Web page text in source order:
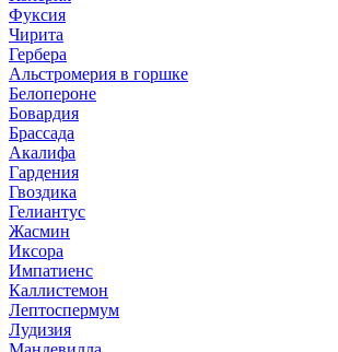
Фуксия
Чирита
Гербера
Альстромерия в горшке
Белопероне
Бовардия
Брассада
Акалифа
Гардения
Гвоздика
Гелиантус
Жасмин
Иксора
Импатиенс
Каллистемон
Лептоспермум
Лудизия